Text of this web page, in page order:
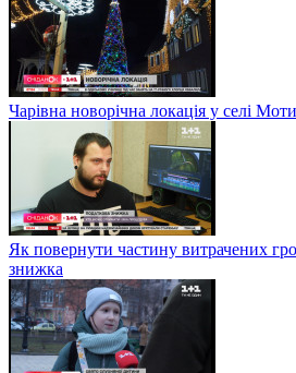
Чарівна новорічна локація у селі
Як повернути частину витрачених
знижка